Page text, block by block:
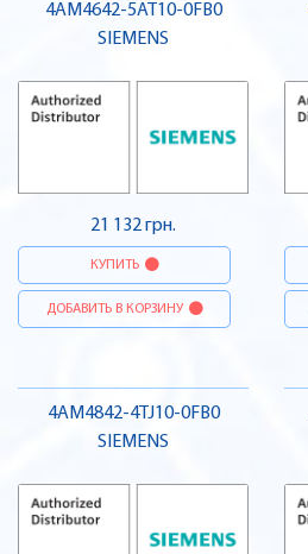
4AM4642-5AT10-0FB0
SIEMENS
21 132 грн.
КУПИТЬ
ДОБАВИТЬ В КОРЗИНУ
4AM4842-4TJ10-0FB0
SIEMENS